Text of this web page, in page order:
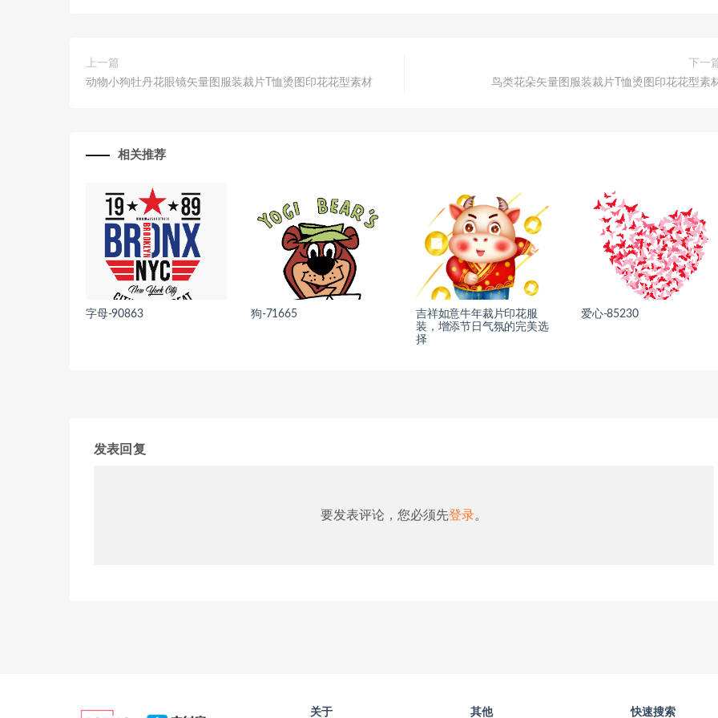
上一篇
动物小狗牡丹花眼镜矢量图服装裁片T恤烫图印花花型素材
下一
鸟类花朵矢量图服装裁片T恤烫图印花花型素
相关推荐
字母-90863 狗-71665
吉祥如意牛年裁片印花服
装，增添节日气氛的完美选
择
爱心-85230
发表回复
要发表评论，您必须先登录。
关于 其他 快速搜索